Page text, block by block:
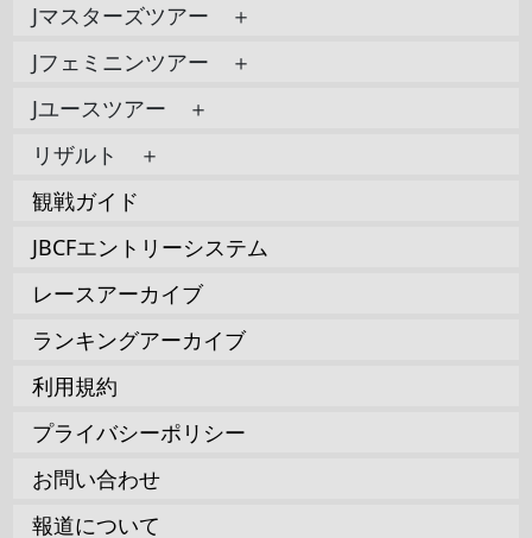
Jマスターズツアー ＋
Jフェミニンツアー ＋
Jユースツアー ＋
リザルト ＋
観戦ガイド
JBCFエントリーシステム
レースアーカイブ
ランキングアーカイブ
利用規約
プライバシーポリシー
お問い合わせ
報道について